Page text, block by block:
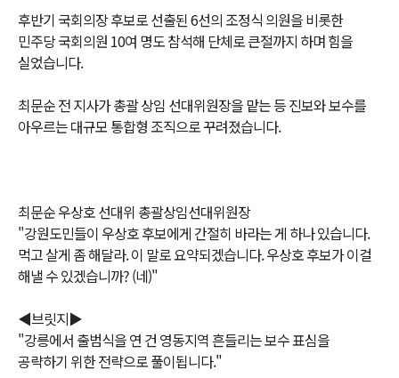
후반기 국회의장 후보로 선출된 6선의 조정식 의원을 비롯한
민주당 국회의원 10여 명도 참석해 단체로 큰절까지 하며 힘을
실었습니다.
최문순 전 지사가 총괄 상임 선대위원장을 맡는 등 진보와 보수를
아우르는 대규모 통합형 조직으로 꾸려졌습니다.
최문순 우상호 선대위 총괄상임선대위원장
"강원도민들이 우상호 후보에게 간절히 바라는 게 하나 있습니다.
먹고 살게 좀 해달라. 이 말로 요약되겠습니다. 우상호 후보가 이걸
해낼 수 있겠습니까? (네)"
◀브릿지▶
"강릉에서 출범식을 연 건 영동지역 흔들리는 보수 표심을
공략하기 위한 전략으로 풀이됩니다."